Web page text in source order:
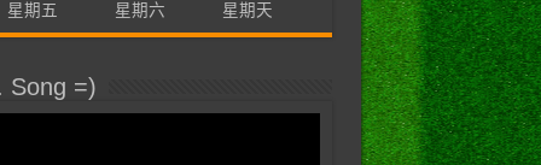
星期五 星期六 星期天
Song =)